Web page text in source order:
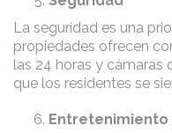
La seguridad es una
propiedades ofrecen
las 24 horas y cámaras
que los residentes se